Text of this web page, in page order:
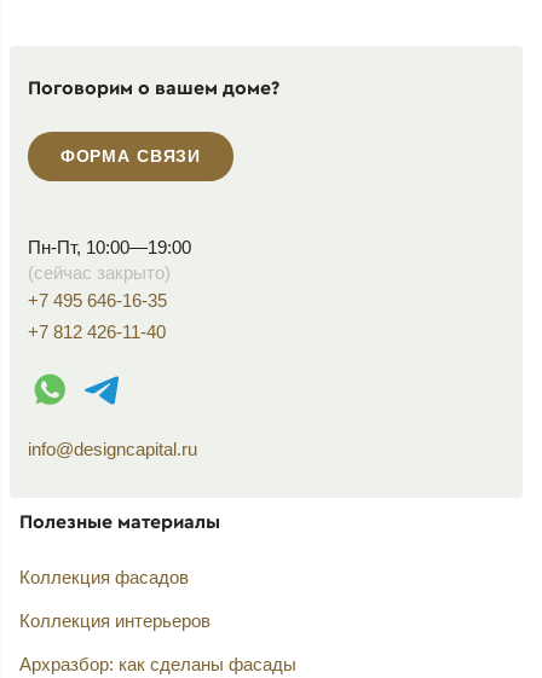
Поговорим о вашем доме?
ФОРМА СВЯЗИ
Пн-Пт, 10:00—19:00
(сейчас закрыто)
+7 495 646-16-35
+7 812 426-11-40
WhatsApp контакт
Telegram контакт
info@designcapital.ru
Полезные материалы
Коллекция фасадов
Коллекция интерьеров
Архразбор: как сделаны фасады